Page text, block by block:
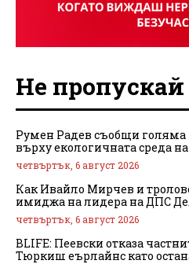
Не пропускай
Румен Радев съобщи голяма
върху екологичната среда
четвъртък, 6 август 2026
Как Ивайло Мирчев и
имиджа на лидера на ДПС
четвъртък, 6 август 2026
BLIFE: Пеевски отказа
Тюркиш еърлайнс като